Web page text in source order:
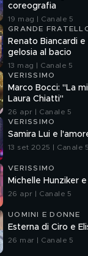
coreografia
19 mag | Canale 5
GRANDE
Renato Biancardi e
gelosia al bacio
13 mag | Canale 5
VERISSIMO
Marco Bocci: "La
Laura Chiatti"
26 apr | Canale 5
VERISSIMO
Samira Lui e
13 set 2025 | Canale 5
VERISSIMO
Michelle Hunziker
26 apr | Canale 5
UOMINI E DONNE
Esterna di Ciro e
26 mar | Canale 5